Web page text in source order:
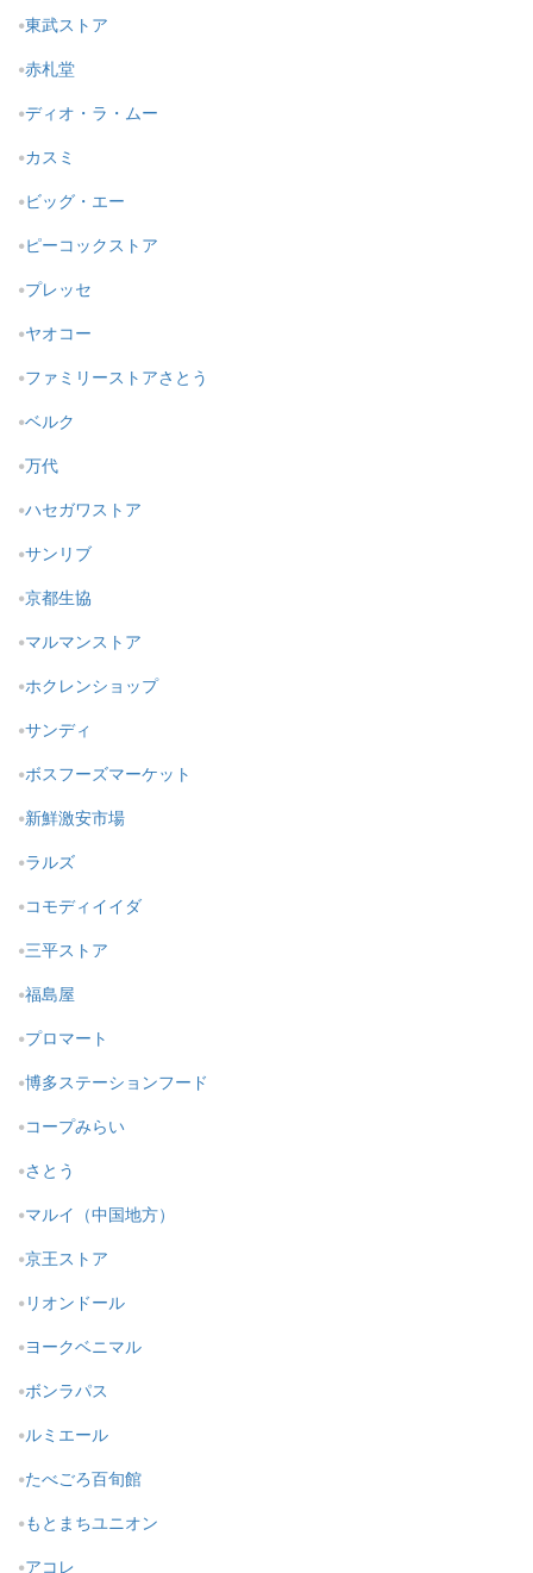
東武ストア
赤札堂
ディオ・ラ・ムー
カスミ
ビッグ・エー
ピーコックストア
プレッセ
ヤオコー
ファミリーストアさとう
ベルク
万代
ハセガワストア
サンリブ
京都生協
マルマンストア
ホクレンショップ
サンディ
ボスフーズマーケット
新鮮激安市場
ラルズ
コモディイイダ
三平ストア
福島屋
プロマート
博多ステーションフード
コープみらい
さとう
マルイ（中国地方）
京王ストア
リオンドール
ヨークベニマル
ボンラパス
ルミエール
たべごろ百旬館
もとまちユニオン
アコレ